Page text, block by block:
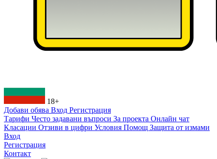
18+
Добави обява Вход Регистрация
Тарифи Често задавани въпроси За проекта Онлайн чат
Класации Отзиви в цифри Условия Помощ Защита от измами
Вход
Регистрация
Контакт